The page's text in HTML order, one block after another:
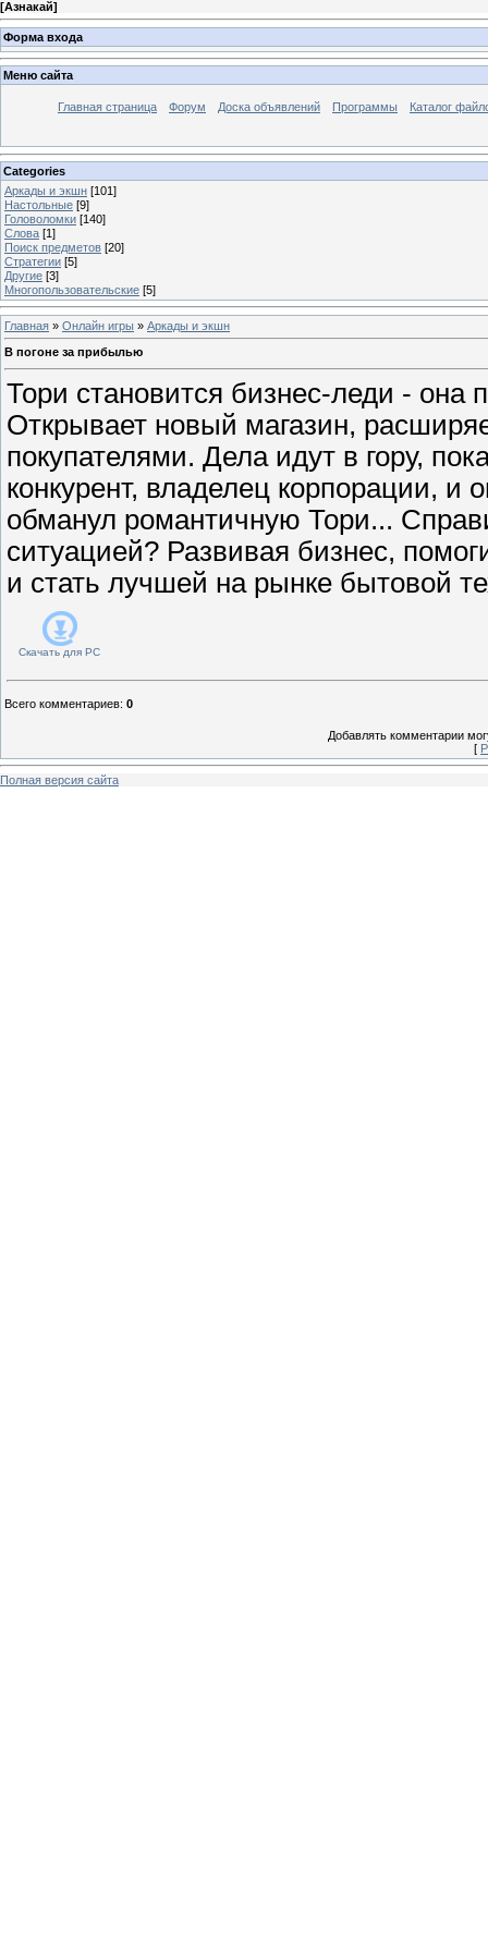
[Азнакай]
Форма входа
Меню сайта
Главная страница Форум Доска объявлений Программы Каталог
Categories
Аркады и экшн [101]
Настольные [9]
Головоломки [140]
Слова [1]
Поиск предметов [20]
Стратегии [5]
Другие [3]
Многопользовательские [5]
Главная » Онлайн игры » Аркады и экшн
В погоне за прибылью
Тори становится бизнес-леди - она
Открывает новый магазин,
покупателями. Дела идут в гору,
конкурент, владелец корпорации, и
обманул романтичную Тори...
ситуацией? Развивая бизнес,
и стать лучшей на рынке бытовой
Скачать для PC
Всего комментариев: 0
Добавлять комментарии
[
Полная версия сайта